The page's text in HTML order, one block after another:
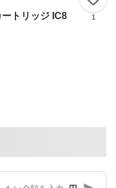
トリッジ IC8
1